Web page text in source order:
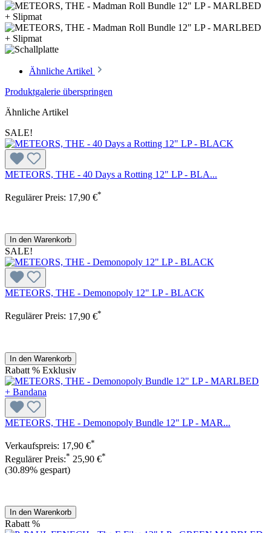
Ähnliche Artikel
Produktgalerie überspringen
Ähnliche Artikel
SALE!
METEORS, THE - 40 Days a Rotting 12" LP - BLA...
Regulärer Preis: 17,90 €*
In den Warenkorb
SALE!
METEORS, THE - Demonopoly 12" LP - BLACK
Regulärer Preis: 17,90 €*
In den Warenkorb
Rabatt % Exklusiv
METEORS, THE - Demonopoly Bundle 12" LP - MAR...
Verkaufspreis: 17,90 €*
Regulärer Preis:* 25,90 €*
(30.89% gespart)
In den Warenkorb
Rabatt %